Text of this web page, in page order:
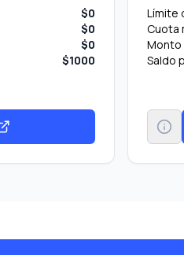
$0
$0
$0
$1000
Límite
Cuota
Monto
Saldo